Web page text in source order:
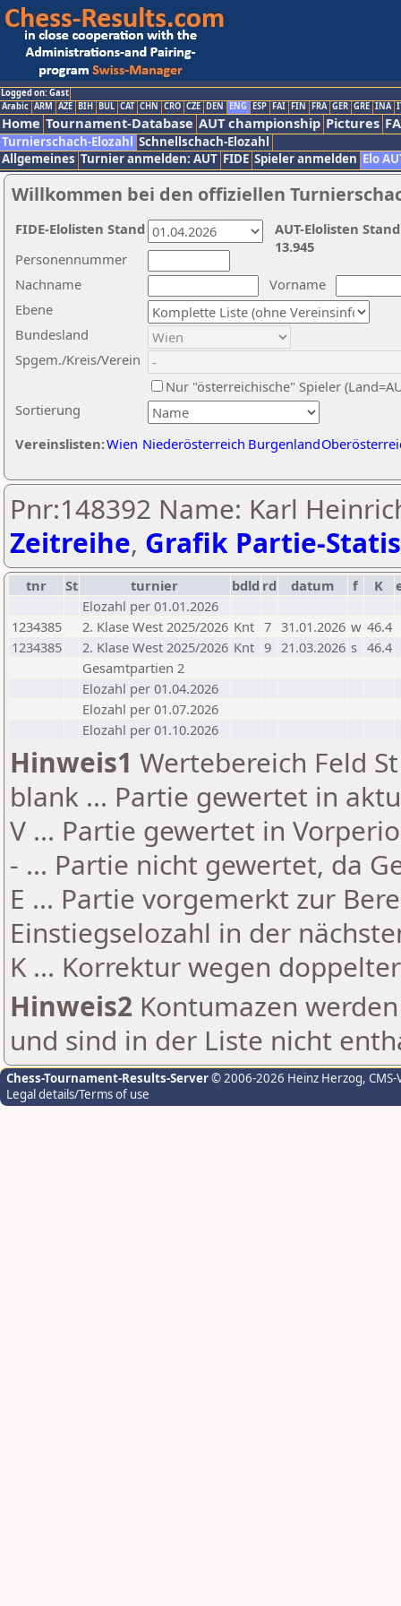
Logged on: Gast
Arabic ARM AZE BIH BUL CAT CHN CRO CZE DEN ENG ESP FAI FIN FRA GER GRE INA
Home Tournament-Database AUT championship Pictures
Turnierschach-Elozahl Schnellschach-Elozahl
Allgemeines Turnier anmelden: AUT FIDE Spieler anmelden Elo
Willkommen bei den offiziellen
Nachname
Vorname
Ebene
Sortierung
Personennummer
Bundesland
Spgem./Kreis/Verein
Nur "österreichische" Spieler
Vereinslisten:Wien Niederösterreich Burgenland
AUT-Elolisten
13.945
FIDE-Elolisten Stand
Pnr:148392 Name: Karl
Zeitreihe, Grafik Partie-
tnr St turnier bdld rd datum f K
Elozahl per 01.01.2026
1234385
2. Klase West 2025/2026 Knt 7 31.01.2026 w 46.4
1234385
2. Klase West 2025/2026 Knt 9 21.03.2026 s 46.4
Gesamtpartien 2
Elozahl per 01.04.2026
Elozahl per 01.07.2026
Elozahl per 01.10.2026
Hinweis1 Wertebereich Feld
blank ... Partie gewertet in
V ... Partie gewertet in
- ... Partie nicht gewertet, da
E ... Partie vorgemerkt zur
Einstiegselozahl in der
K ... Korrektur wegen
Hinweis2 Kontumazen
und sind in der Liste nicht
Chess-Tournament-Results-Server© 2006-2026 Heinz Herzog,
Legal details/Terms of use